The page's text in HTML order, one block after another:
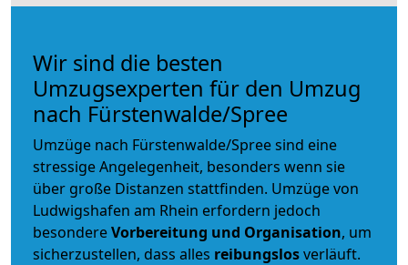
Wir sind die besten
Umzugsexperten für den Umzug
nach Fürstenwalde/Spree
Umzüge nach Fürstenwalde/Spree sind eine
stressige Angelegenheit, besonders wenn sie
über große Distanzen stattfinden. Umzüge von
Ludwigshafen am Rhein erfordern jedoch
besondereVorbereitung und Organisation, um
sicherzustellen, dass alles reibungslosverläuft.